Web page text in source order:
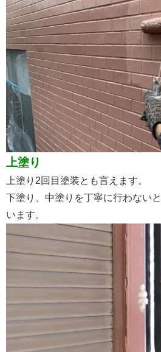
上塗り
上塗り2回目塗装とも言えます。
下塗り、中塗りを丁寧に行わない
います。